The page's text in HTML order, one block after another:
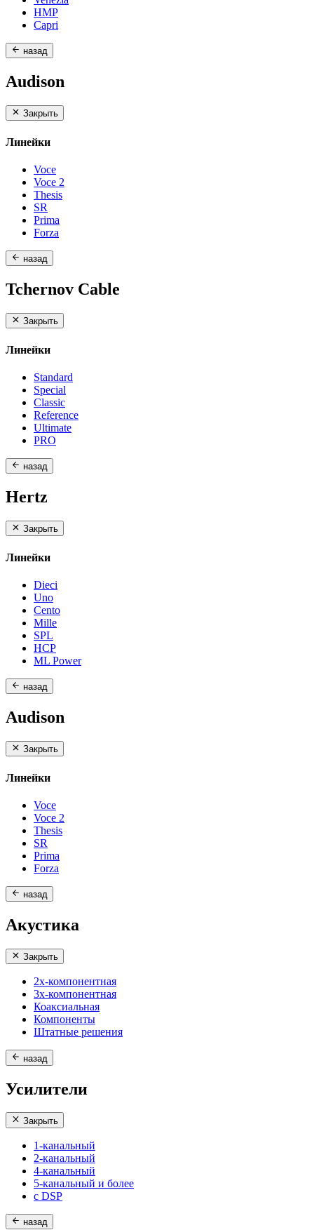
HMP
Capri
назад
Audison
Закрыть
Линейки
Voce
Voce 2
Thesis
SR
Prima
Forza
назад
Tchernov Cable
Закрыть
Линейки
Standard
Special
Classic
Reference
Ultimate
PRO
назад
Hertz
Закрыть
Линейки
Dieci
Uno
Cento
Mille
SPL
HCP
ML Power
назад
Audison
Закрыть
Линейки
Voce
Voce 2
Thesis
SR
Prima
Forza
назад
Акустика
Закрыть
2х-компонентная
3х-компонентная
Коаксиальная
Компоненты
Штатные решения
назад
Усилители
Закрыть
1-канальный
2-канальный
4-канальный
5-канальный и более
с DSP
назад